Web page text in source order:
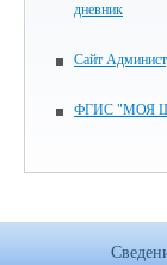
дневник
Сайт
ФГИС "МОЯ